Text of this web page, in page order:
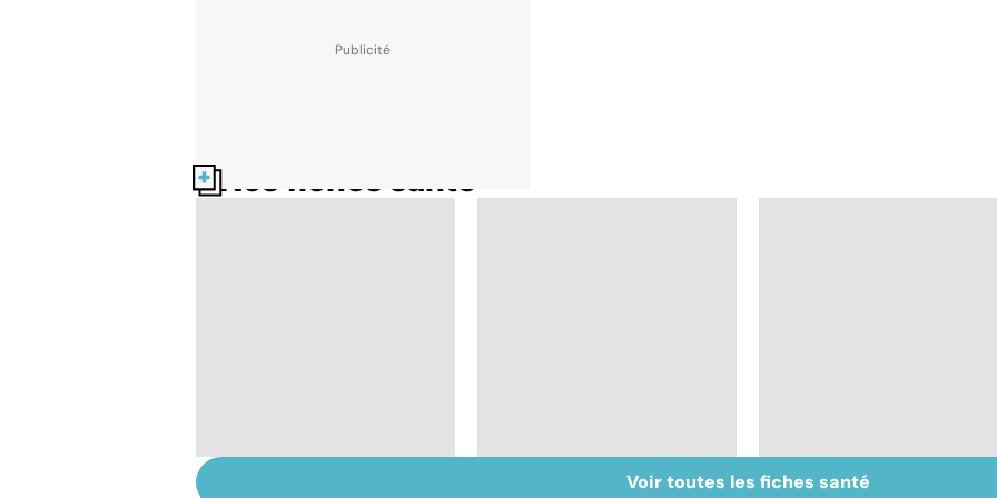
Nos fiches santé
Don de gamètes : le Médecine de
Voir toutes les fiches santé